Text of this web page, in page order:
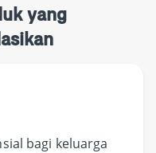
yang
bagi keluarga